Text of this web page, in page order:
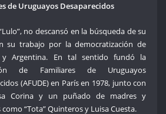
de Uruguayos Desaparecidos
no descansó en la búsqueda de su
su trabajo por la democratización de
y Argentina. En tal sentido fundó la
de Familiares de Uruguayos
(AFUDE) en París en 1978, junto con
Corina y un puñado de madres y
“Tota” Quinteros y Luisa Cuesta.